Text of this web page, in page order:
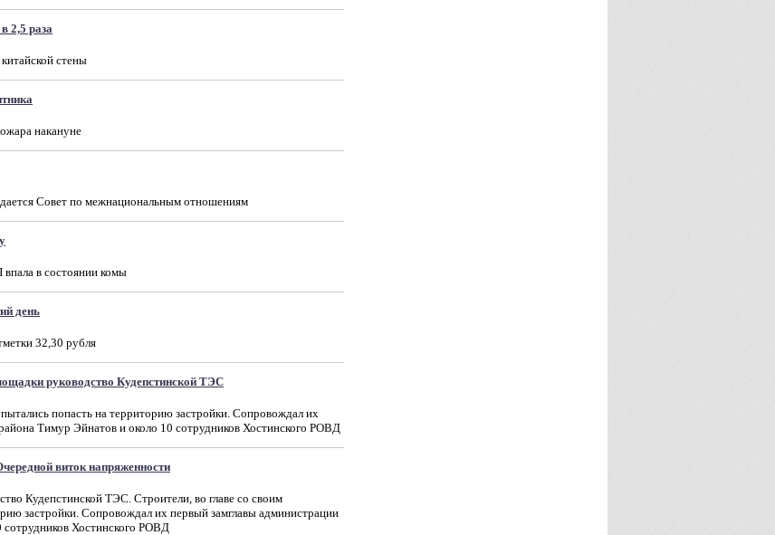
2,5 раза
стены
накануне
Совет по межнациональным отношениям
в состоянии комы
день
32,30 рубля
руководство Кудепстинской ТЭС
попасть на территорию застройки. Сопровождал их
Тимур Эйнатов и около 10 сотрудников Хостинского РОВД
виток напряженности
Кудепстинской ТЭС. Строители, во главе со своим
застройки. Сопровождал их первый замглавы администрации
Хостинского РОВД